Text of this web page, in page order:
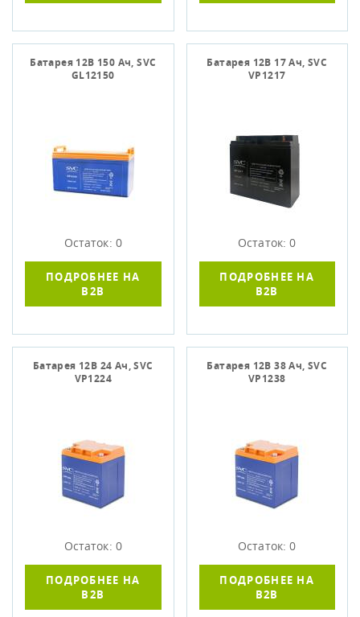
Батарея 12В 150 Ач, SVC
GL12150
Остаток: 0
ПОДРОБНЕЕ НА
B2B
Батарея 12В 17 Ач, SVC
VP1217
Остаток: 0
ПОДРОБНЕЕ НА
B2B
Батарея 12В 24 Ач, SVC
VP1224
Остаток: 0
ПОДРОБНЕЕ НА
B2B
Батарея 12В 38 Ач, SVC
VP1238
Остаток: 0
ПОДРОБНЕЕ НА
B2B